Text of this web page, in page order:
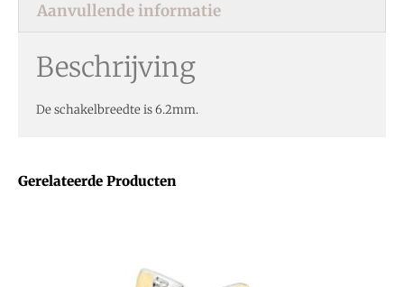
Gerelateerde Producten
Aanvullende informatie
Beschrijving
De schakelbreedte is 6.2mm.